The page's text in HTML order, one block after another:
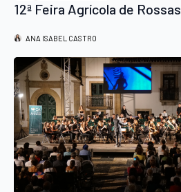
12ª Feira Agrícola de Rossas
ANA ISABEL CASTRO